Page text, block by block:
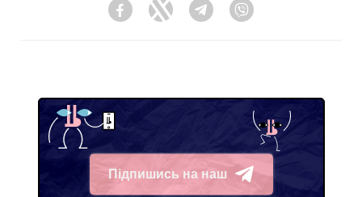
FacebookTwitter Telegram
Підпишись на наш
Telegram